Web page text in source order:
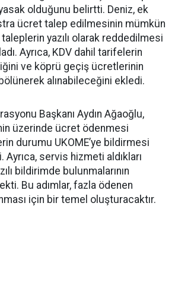
olduğunu belirtti. Deniz, ek
ücret talep edilmesinin mümkün
taleplerin yazılı olarak reddedilmesi
Ayrıca, KDV dahil tarifelerin
ve köprü geçiş ücretlerinin
alınabileceğini ekledi.
Başkanı Aydın Ağaoğlu,
üzerinde ücret ödenmesi
durumu UKOME’ye bildirmesi
servis hizmeti aldıkları
bildirimde bulunmalarının
Bu adımlar, fazla ödenen
için bir temel oluşturacaktır.